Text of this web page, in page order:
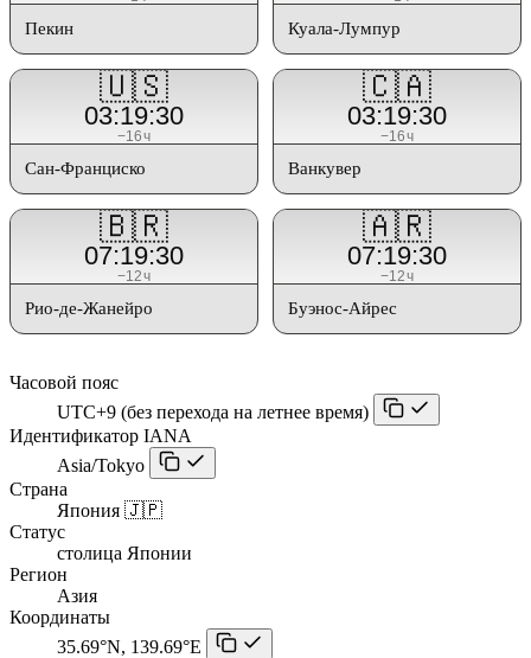
Пекин Куала-Лумпур
🇺🇸
03:19:30
−16ч
Сан-Франциско
🇨🇦
03:19:30
−16ч
Ванкувер
🇧🇷
07:19:30
−12ч
Рио-де-Жанейро
🇦🇷
07:19:30
−12ч
Буэнос-Айрес
Часовой пояс
UTC+9 (без перехода на летнее время)
Идентификатор IANA
Asia/Tokyo
Страна
Япония 🇯🇵
Статус
столица Японии
Регион
Азия
Координаты
35.69°N, 139.69°E